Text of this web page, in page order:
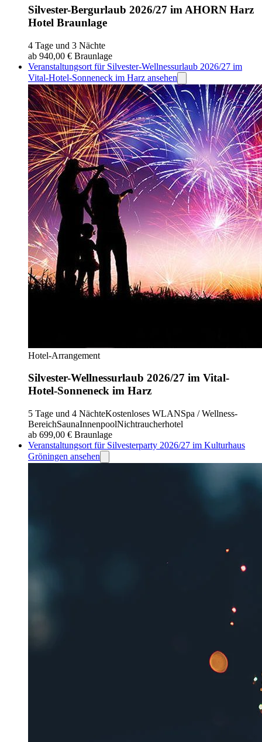
Silvester-Bergurlaub 2026/27 im AHORN Harz
Hotel Braunlage
4 Tage und 3 Nächte
ab 940,00 € Braunlage
Veranstaltungsort für Silvester-Wellnessurlaub 2026/27 im
Vital-Hotel-Sonneneck im Harz ansehen
Hotel-Arrangement
Silvester-Wellnessurlaub 2026/27 im Vital-
Hotel-Sonneneck im Harz
5 Tage und 4 NächteKostenloses WLANSpa / Wellness-
BereichSaunaInnenpoolNichtraucherhotel
ab 699,00 € Braunlage
Veranstaltungsort für Silvesterparty 2026/27 im Kulturhaus
Gröningen ansehen